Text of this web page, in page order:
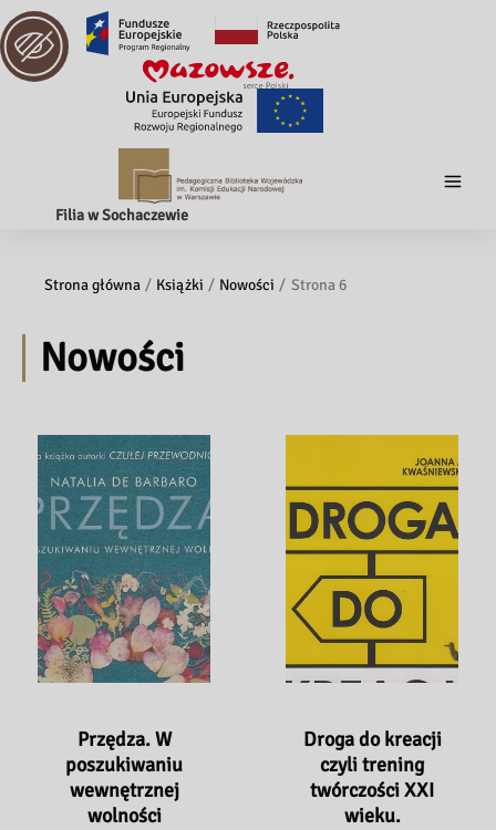
Filia w Sochaczewie
Strona główna Książki Nowości Strona 6
Nowości
Przędza. W
poszukiwaniu
wewnętrznej
wolności
Droga do kreacji
czyli trening
twórczości XXI
wieku.